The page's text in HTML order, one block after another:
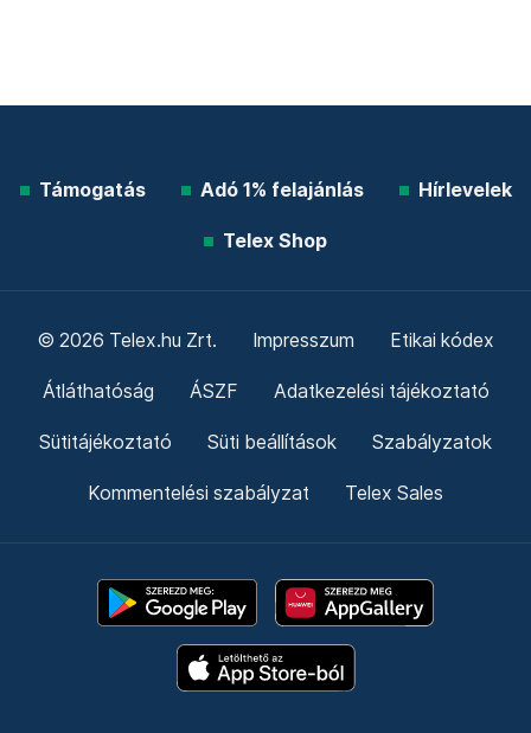
Támogatás Adó 1% felajánlás Hírlevelek
Telex Shop
© 2026 Telex.hu Zrt. Impresszum Etikai kódex
Átláthatóság ÁSZF Adatkezelési tájékoztató
Sütitájékoztató Süti beállítások Szabályzatok
Kommentelési szabályzat Telex Sales